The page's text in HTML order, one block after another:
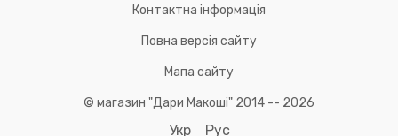
Контактна інформація
Повна версія сайту
Мапа сайту
© магазин "Дари Макоші" 2014 -- 2026
Укр Рус